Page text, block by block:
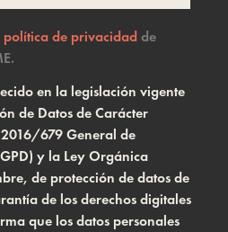
política de privacidadde
en la legislación vigente
de Datos de Carácter
679 General de
y la Ley Orgánica
de protección de datos de
de los derechos digitales
que los datos personales